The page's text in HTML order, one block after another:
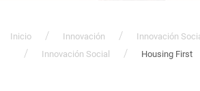
Inicio Innovación Innovación
Innovación Social
Housing First